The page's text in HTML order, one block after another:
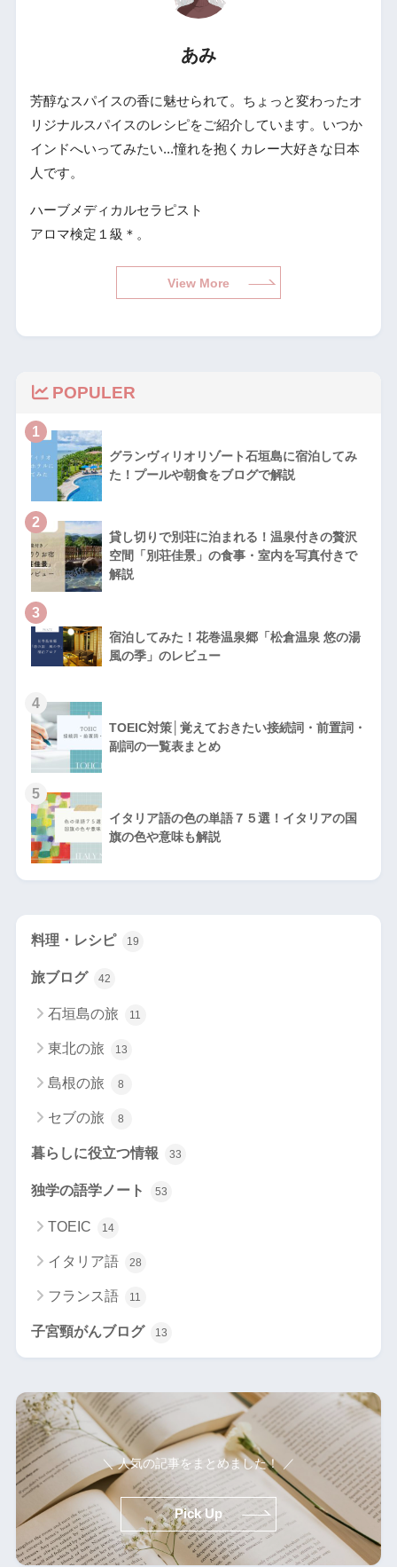
あみ
芳醇なスパイスの香に魅せられて。ちょっと変わったオ
リジナルスパイスのレシピをご紹介しています。いつか
インドへいってみたい...憧れを抱くカレー大好きな日本
人です。
ハーブメディカルセラピスト
アロマ検定１級＊。
View More
POPULER
1
グランヴィリオリゾート石垣島に宿泊してみ
た！プールや朝食をブログで解説
2
貸し切りで別荘に泊まれる！温泉付きの贅沢
空間「別荘佳景」の食事・室内を写真付きで
解説
3
宿泊してみた！花巻温泉郷「松倉温泉 悠の湯
風の季」のレビュー
4
TOEIC対策│覚えておきたい接続詞・前置詞・
副詞の一覧表まとめ
5
イタリア語の色の単語７５選！イタリアの国
旗の色や意味も解説
料理・レシピ 19
旅ブログ 42
石垣島の旅 11
東北の旅 13
島根の旅 8
セブの旅 8
暮らしに役立つ情報 33
独学の語学ノート 53
TOEIC 14
イタリア語 28
フランス語 11
子宮頸がんブログ 13
＼ 人気の記事をまとめました！ ／
Pick Up